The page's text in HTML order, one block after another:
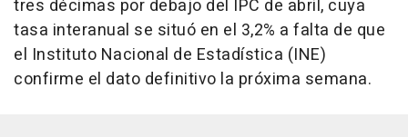
tres décimas por debajo del IPC de abril, cuya
tasa interanual se situó en el 3,2% a falta de que
el Instituto Nacional de Estadística (INE)
confirme el dato definitivo la próxima semana.